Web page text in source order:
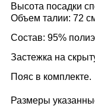
Высота посадки
Объем талии: 72
Состав: 95%
Застежка на
Пояс в комплекте.
Размеры